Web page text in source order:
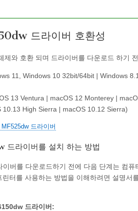
드라이버 호환성
제와 호환 되며 드라이버를 다운로드 하기
11, Windows 10 32bit/64bit | Windows
13 Ventura | macOS 12 Monterey |
10.13 High Sierra | macOS 10.12 Sierra)
드라이버
라이버를 설치 하는 방법
버를 다운로드하기 전에 다음 단계는 컴
린터를 사용하는 방법을 이해하려면 설명
드라이버: